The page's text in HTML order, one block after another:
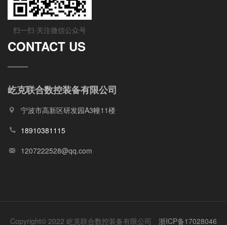
扫一扫·关注微信公众号
CONTACT US
屹克联合数控装备有限公司
宁波市高新区研发园A3幢11楼
18910381115
1207222528@qq.com
Copyright© 2022 屹克联合数控装备有限公司 浙ICP备17028046